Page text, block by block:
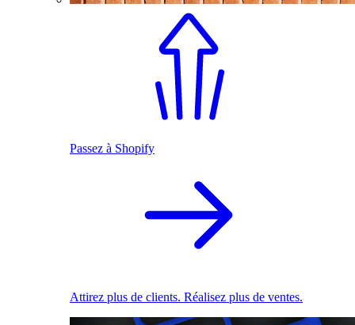
Passez à Shopify
Attirez plus de clients. Réalisez plus de ventes.